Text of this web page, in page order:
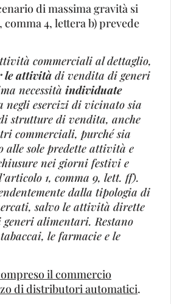
di massima gravità si
comma 4, lettera b) prevede
commerciali al dettaglio,
le attività di vendita di generi
necessità individuate
negli esercizi di vicinato sia
strutture di vendita, anche
commerciali, purché sia
alle sole predette attività e
nei giorni festivi e
1, comma 9, lett. ff).
dalla tipologia di
salvo le attività dirette
alimentari. Restano
le farmacie e le
il commercio
di distributori automatici.